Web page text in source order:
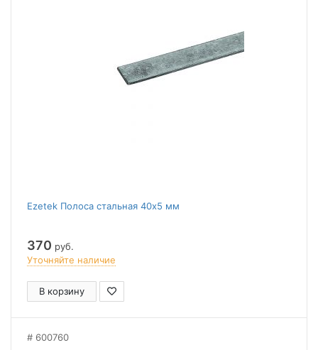
Ezetek Полоса стальная 40х5 мм
370 руб.
Уточняйте наличие
В корзину
600760